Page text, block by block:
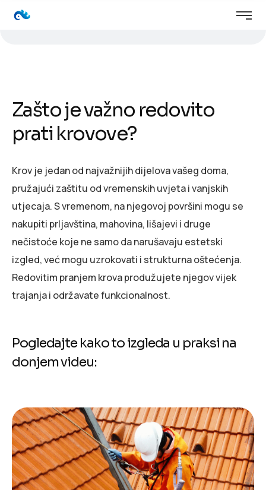
Zašto je važno redovito
prati krovove?
Krov je jedan od najvažnijih dijelova vašeg doma,
pružajući zaštitu od vremenskih uvjeta i vanjskih
utjecaja. S vremenom, na njegovoj površini mogu se
nakupiti prljavština, mahovina, lišajevi i druge
nečistoće koje ne samo da narušavaju estetski
izgled, već mogu uzrokovati i strukturna oštećenja.
Redovitim pranjem krova produžujete njegov vijek
trajanja i održavate funkcionalnost.
Pogledajte kako to izgleda u praksi na
donjem videu: